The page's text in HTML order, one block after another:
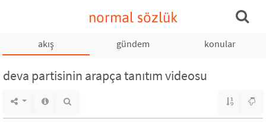
normal sözlük
akış gündem konular
deva partisinin arapça tanıtım videosu